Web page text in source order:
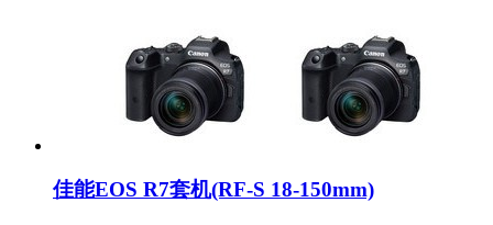
佳能EOS R7套机(RF-S 18-150mm)